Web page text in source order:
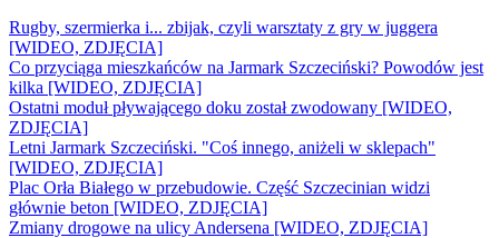
Rugby, szermierka i... zbijak, czyli warsztaty z gry w juggera
[WIDEO, ZDJĘCIA]
Co przyciąga mieszkańców na Jarmark Szczeciński? Powodów jest
kilka [WIDEO, ZDJĘCIA]
Ostatni moduł pływającego doku został zwodowany [WIDEO,
ZDJĘCIA]
Letni Jarmark Szczeciński. "Coś innego, aniżeli w sklepach"
[WIDEO, ZDJĘCIA]
Plac Orła Białego w przebudowie. Część Szczecinian widzi
głównie beton [WIDEO, ZDJĘCIA]
Zmiany drogowe na ulicy Andersena [WIDEO, ZDJĘCIA]